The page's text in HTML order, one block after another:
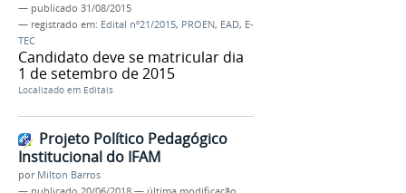
— publicado 31/08/2015
— registrado em: Edital nº21/2015, PROEN, EAD, E-
TEC
Candidato deve se matricular dia
1 de setembro de 2015
Localizado em Editais
Projeto Político Pedagógico
Institucional do IFAM
por Milton Barros